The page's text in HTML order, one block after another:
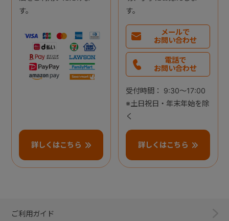
す。
詳しくはこちら
す。
メールで
お問い合わせ
電話で
お問い合わせ
受付時間： 9:30～17:00
※土日祝日・年末年始を除
く
詳しくはこちら
ご利用ガイド